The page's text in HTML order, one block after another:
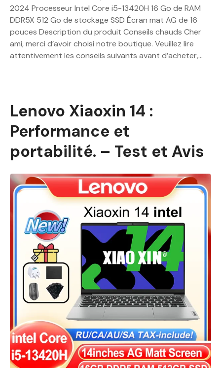
2024 Processeur Intel Core i5-13420H 16 Go de RAM
DDR5X 512 Go de stockage SSD Écran mat AG de 16
pouces Description du produit Conseils chauds Cher
ami, merci d’avoir choisi notre boutique. Veuillez lire
attentivement les conseils suivants avant d’acheter,…
Lenovo Xiaoxin 14 :
Performance et
portabilité. – Test et Avis